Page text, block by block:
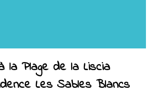
la Plage de la Liscia
Les Sables Blancs